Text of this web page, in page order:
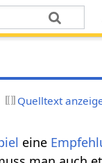
Quelltext
eine